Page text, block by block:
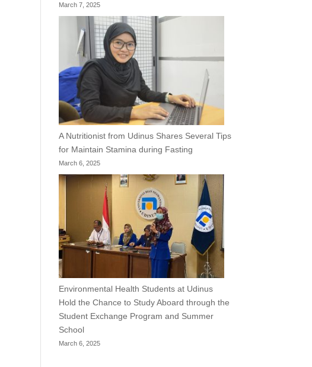
March 7, 2025
A Nutritionist from Udinus Shares Several Tips
for Maintain Stamina during Fasting
March 6, 2025
Environmental Health Students at Udinus
Hold the Chance to Study Aboard through the
Student Exchange Program and Summer
School
March 6, 2025